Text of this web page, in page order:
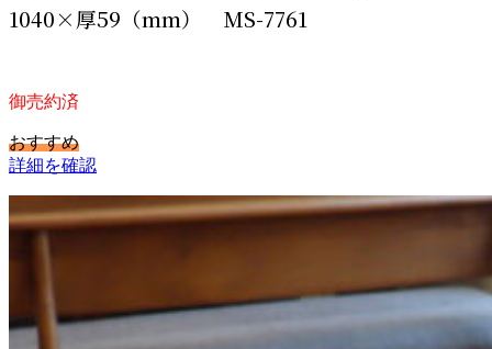
1040×厚59（mm） MS-7761
御売約済
おすすめ
詳細を確認